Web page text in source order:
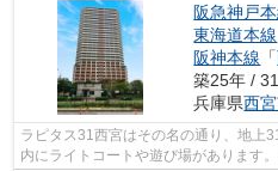
阪急神戸
東海道本線
阪神本線 「
築25年 /
兵庫県西
ラピタス31西宮はその名の通り、地上
内にライトコートや遊び場があります